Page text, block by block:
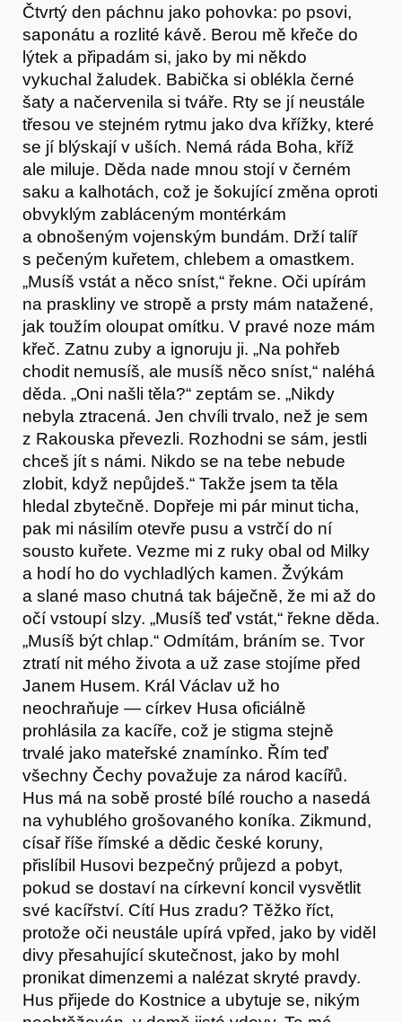
Obchod
Kontakt
Čtvrtý den páchnu jako pohovka: po psovi,
saponátu a rozlité kávě. Berou mě křeče do
lýtek a připadám si, jako by mi někdo
vykuchal žaludek. Babička si oblékla černé
šaty a načervenila si tváře. Rty se jí neustále
třesou ve stejném rytmu jako dva křížky, které
se jí blýskají v uších. Nemá ráda Boha, kříž
ale miluje. Děda nade mnou stojí v černém
saku a kalhotách, což je šokující změna oproti
obvyklým zabláceným montérkám
a obnošeným vojenským bundám. Drží talíř
s pečeným kuřetem, chlebem a omastkem.
„Musíš vstát a něco sníst,“ řekne. Oči upírám
na praskliny ve stropě a prsty mám natažené,
jak toužím oloupat omítku. V pravé noze mám
křeč. Zatnu zuby a ignoruju ji. „Na pohřeb
chodit nemusíš, ale musíš něco sníst,“ naléhá
děda. „Oni našli těla?“ zeptám se. „Nikdy
nebyla ztracená. Jen chvíli trvalo, než je sem
z Rakouska převezli. Rozhodni se sám, jestli
chceš jít s námi. Nikdo se na tebe nebude
zlobit, když nepůjdeš.“ Takže jsem ta těla
hledal zbytečně. Dopřeje mi pár minut ticha,
pak mi násilím otevře pusu a vstrčí do ní
sousto kuřete. Vezme mi z ruky obal od Milky
a hodí ho do vychladlých kamen. Žvýkám
a slané maso chutná tak báječně, že mi až do
očí vstoupí slzy. „Musíš teď vstát,“ řekne děda.
„Musíš být chlap.“ Odmítám, bráním se. Tvor
ztratí nit mého života a už zase stojíme před
Janem Husem. Král Václav už ho
neochraňuje — církev Husa oficiálně
prohlásila za kacíře, což je stigma stejně
trvalé jako mateřské znamínko. Řím teď
všechny Čechy považuje za národ kacířů.
Hus má na sobě prosté bílé roucho a nasedá
na vyhublého grošovaného koníka. Zikmund,
císař říše římské a dědic české koruny,
přislíbil Husovi bezpečný průjezd a pobyt,
pokud se dostaví na církevní koncil vysvětlit
své kacířství. Cítí Hus zradu? Těžko říct,
protože oči neustále upírá vpřed, jako by viděl
divy přesahující skutečnost, jako by mohl
pronikat dimenzemi a nalézat skryté pravdy.
Hus přijede do Kostnice a ubytuje se, nikým